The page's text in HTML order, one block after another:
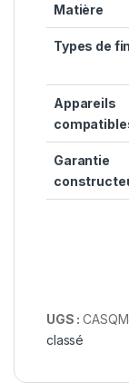
Matière
Types de
Appareils
Garantie
UGS :
classé